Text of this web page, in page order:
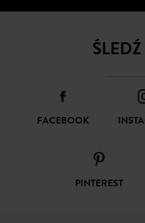
FACEBOOK
PINTEREST